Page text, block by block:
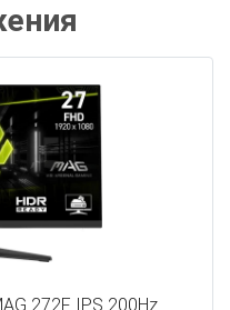
272F IPS 200Hz